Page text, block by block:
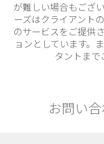
が難しい場合もござ
ーズはクライアント
のサービスをご提供
ョンとしています。
タントまで
お問い